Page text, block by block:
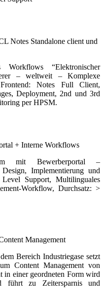
Notes Standalone client und
“Elektronischer
– weltweit – Komplexe
Notes Full Client,
Deployment, 2nd und 3rd
per HPSM.
+ Interne Workflows
mit Bewerberportal –
Implementierung und
Support, Multilinguales
Workflow, Durchsatz: >
Management
Bereich Industriegase setzt
Content Management von
in einer geordneten Form wird
führt zu Zeitersparnis und